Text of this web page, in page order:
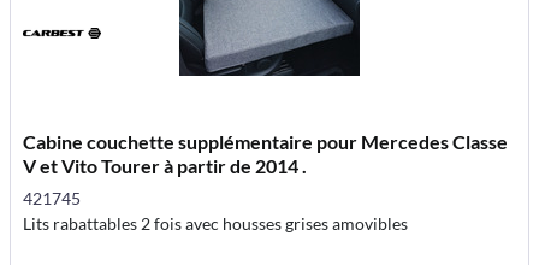
Cabine couchette supplémentaire pour Mercedes Classe
V et Vito Tourer à partir de 2014 .
421745
Lits rabattables 2 fois avec housses grises amovibles